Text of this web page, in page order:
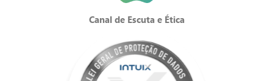
Canal de Escuta e Ética